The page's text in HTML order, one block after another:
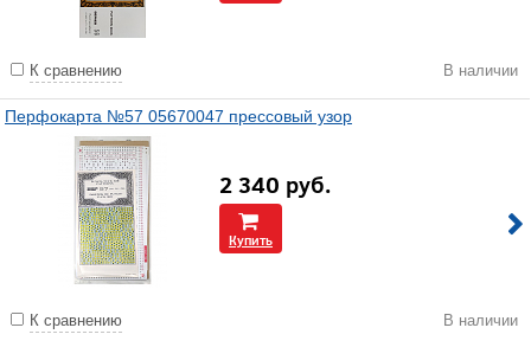
К сравнению В наличии
Перфокарта №57 05670047 прессовый узор
2 340 руб.
Купить
К сравнению В наличии